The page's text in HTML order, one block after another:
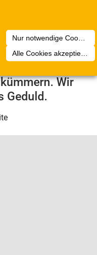
Nur notwendige Cookies akzeptieren
Alle Cookies akzeptieren
Fehler
Team wird
Wir
Geduld.